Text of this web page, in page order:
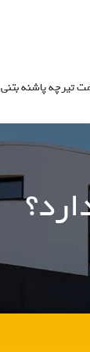
تیرچه پاشنه بتنی